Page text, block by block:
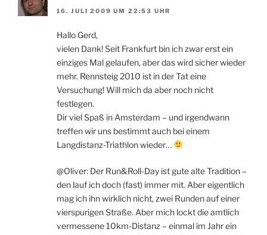
16. JULI 2009 UM 22:53 UHR
Hallo Gerd,
vielen Dank! Seit Frankfurt bin ich zwar erst ein
einziges Mal gelaufen, aber das wird sicher wieder
mehr. Rennsteig 2010 ist in der Tat eine
Versuchung! Will mich da aber noch nicht
festlegen.
Dir viel Spaß in Amsterdam – und irgendwann
treffen wir uns bestimmt auch bei einem
Langdistanz-Triathlon wieder…
@Oliver: Der Run&Roll-Day ist gute alte Tradition –
den lauf ich doch (fast) immer mit. Aber eigentlich
mag ich ihn wirklich nicht, zwei Runden auf einer
vierspurigen Straße. Aber mich lockt die amtlich
vermessene 10km-Distanz – einmal im Jahr ein